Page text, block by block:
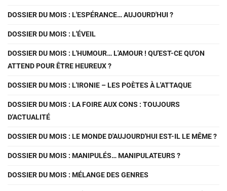
DOSSIER DU MOIS : L'ESPÉRANCE… AUJOURD'HUI ?
DOSSIER DU MOIS : L'ÉVEIL
DOSSIER DU MOIS : L'HUMOUR… L'AMOUR ! QU'EST-CE QU'ON
ATTEND POUR ÊTRE HEUREUX ?
DOSSIER DU MOIS : L'IRONIE – LES POÈTES À L'ATTAQUE
DOSSIER DU MOIS : LA FOIRE AUX CONS : TOUJOURS
D'ACTUALITÉ
DOSSIER DU MOIS : LE MONDE D'AUJOURD'HUI EST-IL LE MÊME ?
DOSSIER DU MOIS : MANIPULÉS… MANIPULATEURS ?
DOSSIER DU MOIS : MÉLANGE DES GENRES